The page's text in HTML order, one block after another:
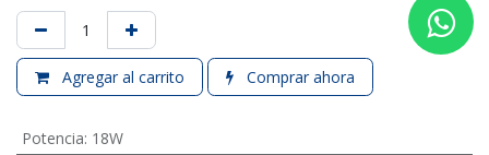
Agregar al carrito Comprar ahora
Potencia: 18W